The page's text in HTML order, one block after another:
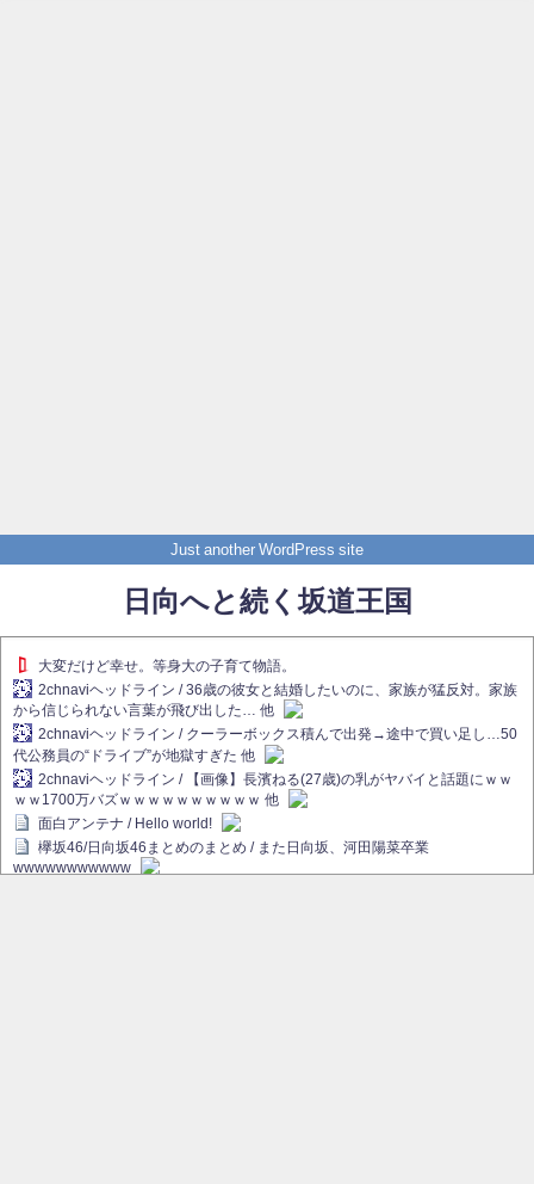
Just another WordPress site
日向へと続く坂道王国
大変だけど幸せ。等身大の子育て物語。
2chnaviヘッドライン / 36歳の彼女と結婚したいのに、家族が猛反対。家族
から信じられない言葉が飛び出した… 他
2chnaviヘッドライン / クーラーボックス積んで出発→途中で買い足し…50
代公務員の“ドライブ”が地獄すぎた 他
2chnaviヘッドライン / 【画像】長濱ねる(27歳)の乳がヤバイと話題にｗｗ
ｗｗ1700万バズｗｗｗｗｗｗｗｗｗｗ 他
面白アンテナ / Hello world!
欅坂46/日向坂46まとめのまとめ / また日向坂、河田陽菜卒業
wwwwwwwwwww